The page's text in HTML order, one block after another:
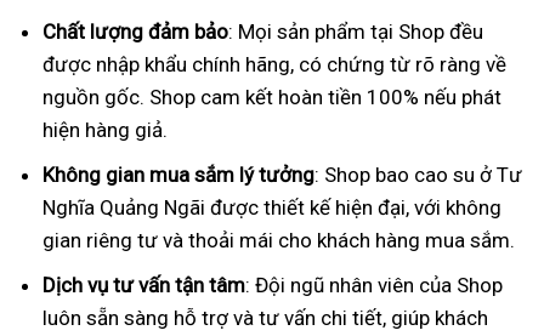
Chất lượng đảm bảo: Mọi sản phẩm tại Shop đều
được nhập khẩu chính hãng, có chứng từ rõ ràng về
nguồn gốc. Shop cam kết hoàn tiền 100% nếu phát
hiện hàng giả.
Không gian mua sắm lý tưởng: Shop bao cao su ở Tư
Nghĩa Quảng Ngãi được thiết kế hiện đại, với không
gian riêng tư và thoải mái cho khách hàng mua sắm.
Dịch vụ tư vấn tận tâm: Đội ngũ nhân viên của Shop
luôn sẵn sàng hỗ trợ và tư vấn chi tiết, giúp khách